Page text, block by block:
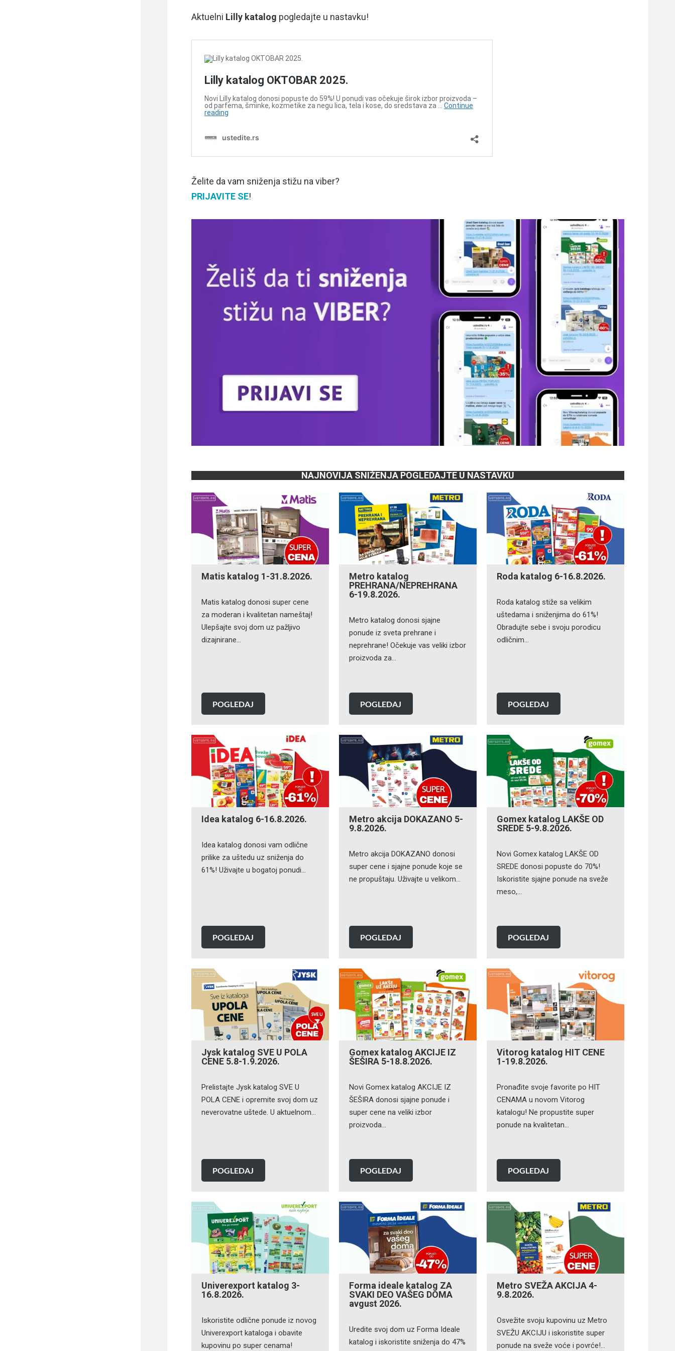
Aktuelni Lilly katalog pogledajte u nastavku!
Želite da vam sniženja stižu na viber?
PRIJAVITE SE!
NAJNOVIJA SNIŽENJA POGLEDAJTE U NASTAVKU
Matis katalog 1-31.8.2026.
Matis katalog donosi super cene
za moderan i kvalitetan nameštaj!
Ulepšajte svoj dom uz pažljivo
dizajnirane…
POGLEDAJ
Metro katalog
PREHRANA/NEPREHRANA
6-19.8.2026.
Metro katalog donosi sjajne
ponude iz sveta prehrane i
neprehrane! Očekuje vas veliki izbor
proizvoda za…
POGLEDAJ
Roda katalog 6-16.8.2026.
Roda katalog stiže sa velikim
uštedama i sniženjima do 61%!
Obradujte sebe i svoju porodicu
odličnim…
POGLEDAJ
Idea katalog 6-16.8.2026.
Idea katalog donosi vam odlične
prilike za uštedu uz sniženja do
61%! Uživajte u bogatoj ponudi…
POGLEDAJ
Metro akcija DOKAZANO 5-
9.8.2026.
Metro akcija DOKAZANO donosi
super cene i sjajne ponude koje se
ne propuštaju. Uživajte u velikom…
POGLEDAJ
Gomex katalog LAKŠE OD
SREDE 5-9.8.2026.
Novi Gomex katalog LAKŠE OD
SREDE donosi popuste do 70%!
Iskoristite sjajne ponude na sveže
meso,…
POGLEDAJ
Jysk katalog SVE U POLA
CENE 5.8-1.9.2026.
Prelistajte Jysk katalog SVE U
POLA CENE i opremite svoj dom uz
neverovatne uštede. U aktuelnom…
POGLEDAJ
Gomex katalog AKCIJE IZ
ŠEŠIRA 5-18.8.2026.
Novi Gomex katalog AKCIJE IZ
ŠEŠIRA donosi sjajne ponude i
super cene na veliki izbor
proizvoda…
POGLEDAJ
Vitorog katalog HIT CENE
1-19.8.2026.
Pronađite svoje favorite po HIT
CENAMA u novom Vitorog
katalogu! Ne propustite super
ponude na kvalitetan…
POGLEDAJ
Univerexport katalog 3-
16.8.2026.
Iskoristite odlične ponude iz novog
Univerexport kataloga i obavite
kupovinu po super cenama!
Forma ideale katalog ZA
SVAKI DEO VAŠEG DOMA
avgust 2026.
Uredite svoj dom uz Forma Ideale
katalog i iskoristite sniženja do 47%
Metro SVEŽA AKCIJA 4-
9.8.2026.
Osvežite svoju kupovinu uz Metro
SVEŽU AKCIJU i iskoristite super
ponude na sveže voće i povrće!…